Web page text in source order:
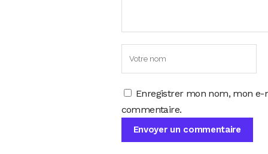
Enregistrer mon nom, mon
commentaire.